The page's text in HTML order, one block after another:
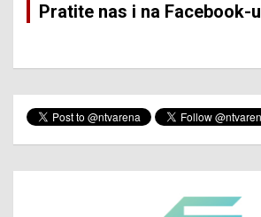
Pratite nas i na Facebook-u